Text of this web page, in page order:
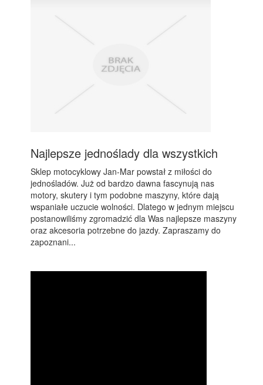
Najlepsze jednoślady dla wszystkich
Sklep motocyklowy Jan-Mar powstał z miłości do
jednośladów. Już od bardzo dawna fascynują nas
motory, skutery i tym podobne maszyny, które dają
wspaniałe uczucie wolności. Dlatego w jednym miejscu
postanowiliśmy zgromadzić dla Was najlepsze maszyny
oraz akcesoria potrzebne do jazdy. Zapraszamy do
zapoznani...